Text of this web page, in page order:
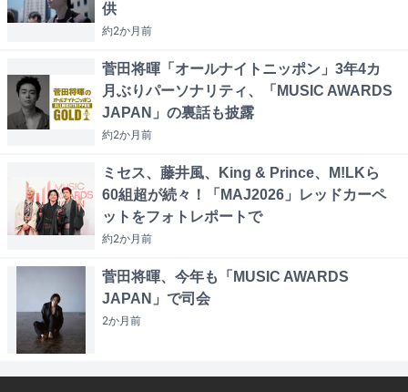
供
約2か月前
菅田将暉「オールナイトニッポン」3年4カ
月ぶりパーソナリティ、「MUSIC AWARDS
JAPAN」の裏話も披露
約2か月前
ミセス、藤井風、King & Prince、M!LKら
60組超が続々！「MAJ2026」レッドカーペ
ットをフォトレポートで
約2か月前
菅田将暉、今年も「MUSIC AWARDS
JAPAN」で司会
2か月前